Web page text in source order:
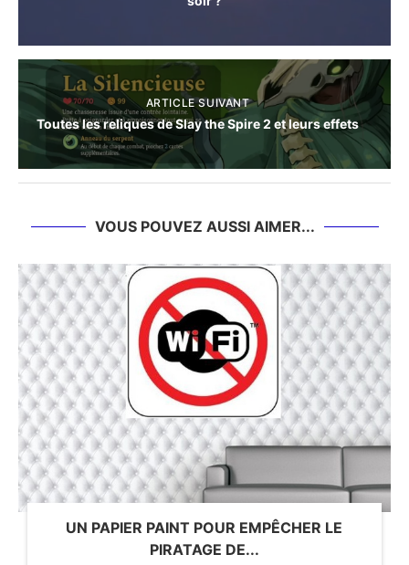
ARTICLE SUIVANT
Toutes les reliques de Slay the Spire 2 et leurs effets
VOUS POUVEZ AUSSI AIMER...
UN PAPIER PAINT POUR EMPÊCHER LE
PIRATAGE DE...